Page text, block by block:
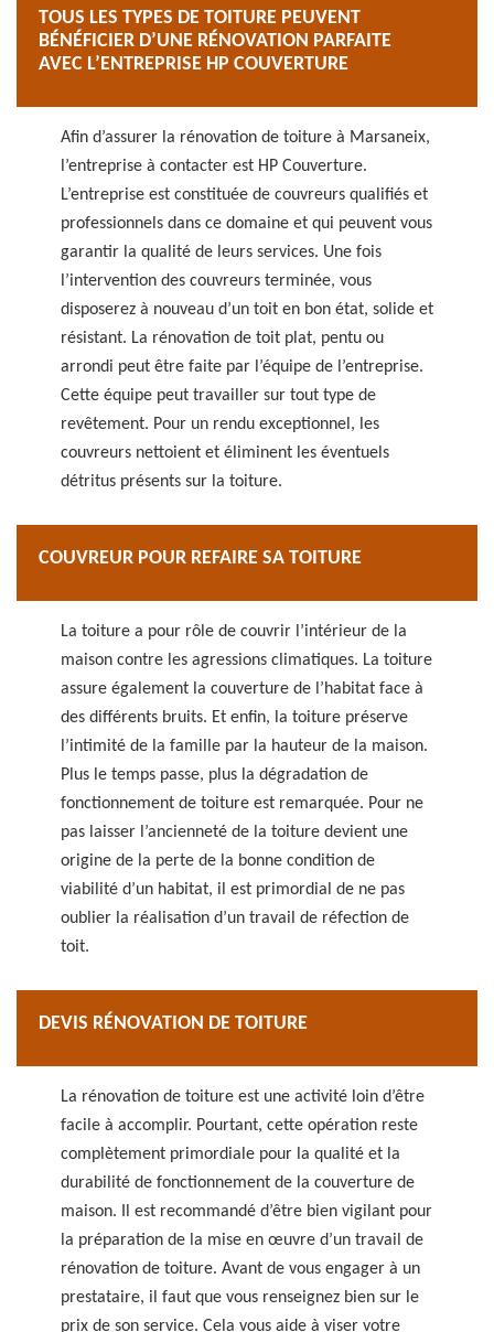
TOUS LES TYPES DE TOITURE PEUVENT
BÉNÉFICIER D’UNE RÉNOVATION PARFAITE
AVEC L’ENTREPRISE HP COUVERTURE
Afin d’assurer la rénovation de toiture à Marsaneix,
l’entreprise à contacter est HP Couverture.
L’entreprise est constituée de couvreurs qualifiés et
professionnels dans ce domaine et qui peuvent vous
garantir la qualité de leurs services. Une fois
l’intervention des couvreurs terminée, vous
disposerez à nouveau d’un toit en bon état, solide et
résistant. La rénovation de toit plat, pentu ou
arrondi peut être faite par l’équipe de l’entreprise.
Cette équipe peut travailler sur tout type de
revêtement. Pour un rendu exceptionnel, les
couvreurs nettoient et éliminent les éventuels
détritus présents sur la toiture.
COUVREUR POUR REFAIRE SA TOITURE
La toiture a pour rôle de couvrir l’intérieur de la
maison contre les agressions climatiques. La toiture
assure également la couverture de l’habitat face à
des différents bruits. Et enfin, la toiture préserve
l’intimité de la famille par la hauteur de la maison.
Plus le temps passe, plus la dégradation de
fonctionnement de toiture est remarquée. Pour ne
pas laisser l’ancienneté de la toiture devient une
origine de la perte de la bonne condition de
viabilité d’un habitat, il est primordial de ne pas
oublier la réalisation d’un travail de réfection de
toit.
DEVIS RÉNOVATION DE TOITURE
La rénovation de toiture est une activité loin d’être
facile à accomplir. Pourtant, cette opération reste
complètement primordiale pour la qualité et la
durabilité de fonctionnement de la couverture de
maison. Il est recommandé d’être bien vigilant pour
la préparation de la mise en œuvre d’un travail de
rénovation de toiture. Avant de vous engager à un
prestataire, il faut que vous renseignez bien sur le
prix de son service. Cela vous aide à viser votre